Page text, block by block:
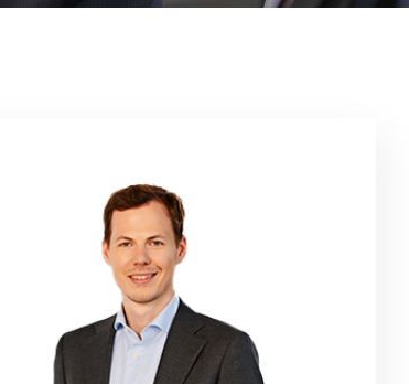
Wirtschaftsuniversität Wien. Er verfügt
über umfassende Erfahrung in
verschiedenen Treasury-Bereichen.